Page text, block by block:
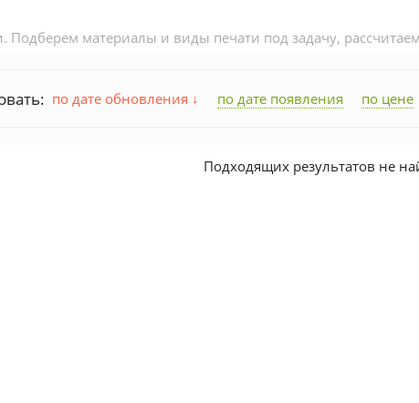
материалы и виды печати под задачу,
по дате обновления по дате появления по цене
Подходящих результатов не